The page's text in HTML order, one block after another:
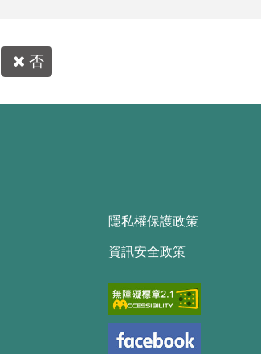
否
隱私權保護政策
資訊安全政策